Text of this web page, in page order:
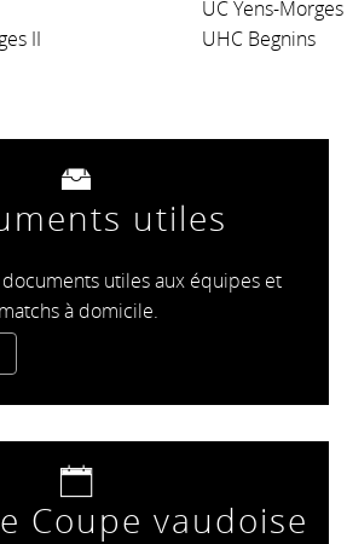
UC Yens-
II
UHC Begnins
utiles
utiles aux équipes et
à domicile.
Coupe vaudoise